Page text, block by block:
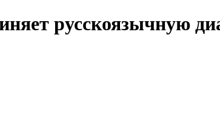
русскоязычную